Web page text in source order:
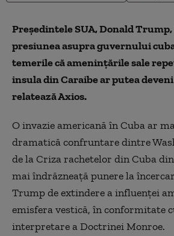
Președintele SUA, Donald
presiunea asupra guvernului
temerile că amenințările sale
insula din Caraibe ar putea
relatează Axios.
O invazie americană în Cuba ar
dramatică confruntare dintre
de la Criza rachetelor din Cuba
mai îndrăzneață punere la
Trump de extindere a influenței
emisfera vestică, în conformitate
interpretare a Doctrinei Monroe.